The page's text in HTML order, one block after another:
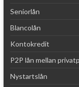
Seniorlån
Blancolån
Kontokredit
P2P lån mellan
Nystartslån